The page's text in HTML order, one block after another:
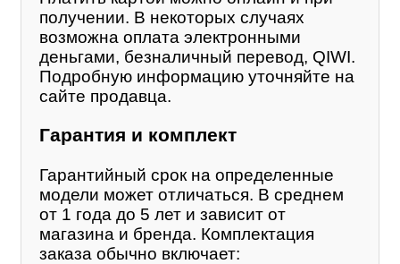
получении. В некоторых случаях
возможна оплата электронными
деньгами, безналичный перевод, QIWI.
Подробную информацию уточняйте на
сайте продавца.
Гарантия и комплект
Гарантийный срок на определенные
модели может отличаться. В среднем
от 1 года до 5 лет и зависит от
магазина и бренда. Комплектация
заказа обычно включает: